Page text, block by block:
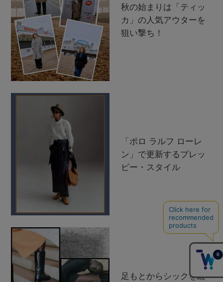
秋の始まりは「ティッ
カ」の人気アウターを
狙い撃ち！
「ポロ ラルフ ローレ
ン」で更新するプレッ
ピー・スタイル
足もとからシックを纏